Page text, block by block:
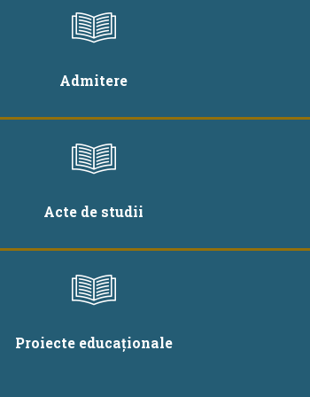
Admitere
Acte de studii
Proiecte educaționale